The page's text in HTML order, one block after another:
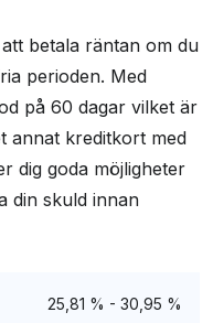
betala räntan om du
perioden. Med
på 60 dagar vilket är
annat kreditkort med
dig goda möjligheter
din skuld innan
25,81 % - 30,95 %